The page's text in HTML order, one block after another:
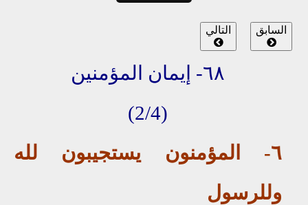
السابق التالي
٦٨- إيمان المؤمنين
(2/4)
٦-
المؤمنون
يستجيبون لله
وللرسول